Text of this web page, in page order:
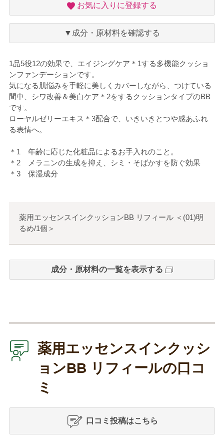
お
入
り
お気に入りに登録する
▼成分・原材料を確認する
1品5役12の効果で、エイジングケア＊1する多機能クッショ
ンファンデーションです。
気になる肌悩みを手軽に美しくカバーしながら、つけている
間中、シワ改善＆美白ケア＊2をするクッションタイプのBB
です。
ローヤルゼリーエキス＊3配合で、いきいきとつや感あふれ
る表情へ。
＊1 年齢に応じた化粧品によるお手入れのこと。
＊2 メラニンの生成を抑え、シミ・そばかすを防ぐ効果
＊3 保湿成分
薬用エッセンスインクッションBB リフィール＜ (01)明
るめ/1個 ＞
成分・原材料の一覧を表示する
薬用エッセンスインクッシ
ョンBB リフィールの口コ
ミ
口コミ投稿はこちら